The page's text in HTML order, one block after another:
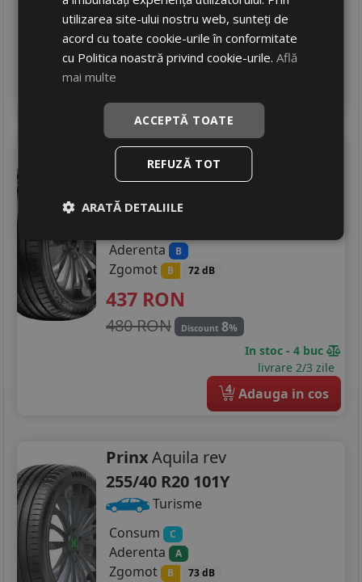
716 RON Discount21%
In stoc - 12 buc
livrare 2/3 zile
PrinxAquila rev
235/50 R19 103W
SUV / 4x4
Aderenta B
Zgomot B 72 dB
437 RON
480 RON Discount 8%
In stoc - 4 buc
livrare 2/3 zile
4 Adauga in cos
PrinxAquila rev
255/40 R20 101Y
Turisme
Consum
C
Aderenta A
Zgomot B 73 dB
utilizarea site-ului nostru web, sunteți de
acord cu toate cookie-urile în conformitate
cu Politica noastră privind cookie-urile.Află
mai multe
ACCEPTĂ TOATE
REFUZĂ TOT
ARATĂ DETALIILE